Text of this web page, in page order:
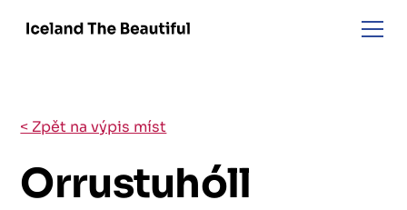
< Zpět na výpis míst
Orrustuhóll